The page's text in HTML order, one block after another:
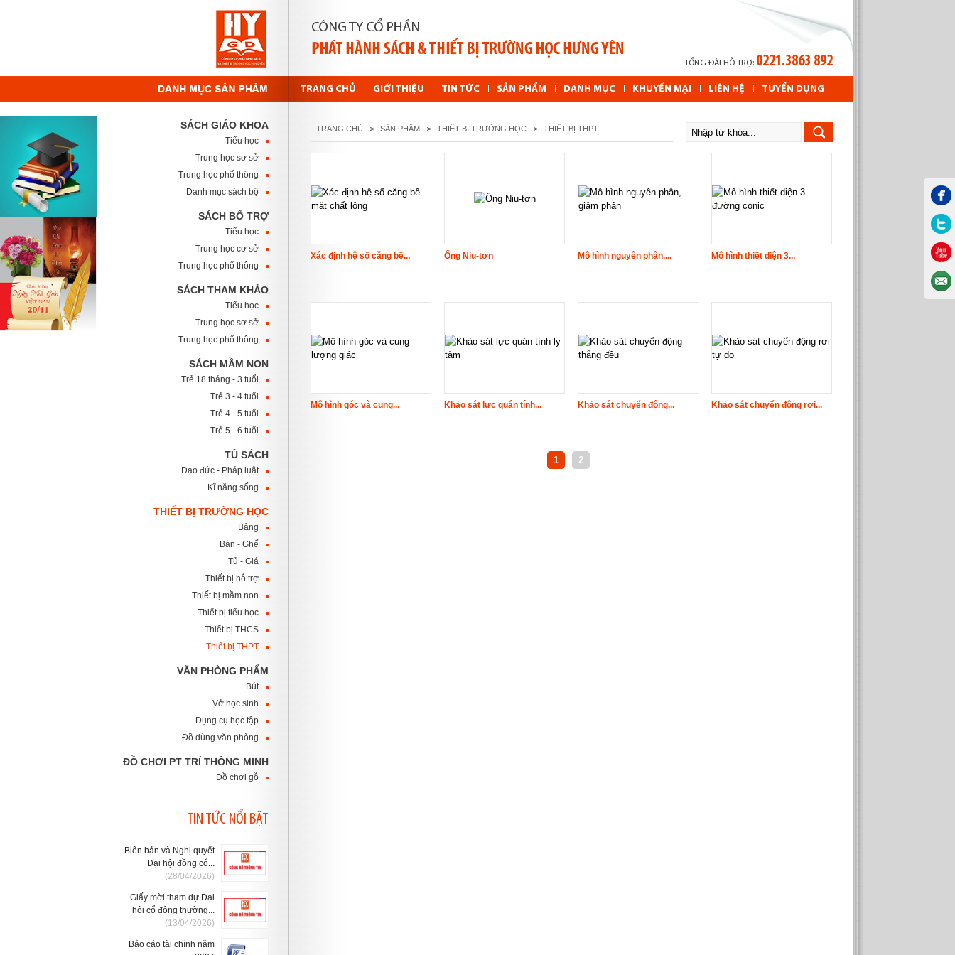
TỔNG ĐÀI HỖ TRỢ: 0221.3863 892
TRANG CHỦ GIỚI THIỆU TIN TỨC SẢN PHẨM DANH MỤC KHUYẾN MẠI LIÊN HỆ TUYỂN DỤNG
SÁCH GIÁO KHOA
Tiểu học
Trung học sơ sở
Trung học phổ thông
Danh mục sách bộ
SÁCH BỔ TRỢ
Tiểu học
Trung học cơ sở
Trung học phổ thông
SÁCH THAM KHẢO
Tiểu học
Trung học sơ sở
Trung học phổ thông
SÁCH MẦM NON
Trẻ 18 tháng - 3 tuổi
Trẻ 3 - 4 tuổi
Trẻ 4 - 5 tuổi
Trẻ 5 - 6 tuổi
TỦ SÁCH
Đạo đức - Pháp luật
Kĩ năng sống
THIẾT BỊ TRƯỜNG HỌC
Bảng
Bàn - Ghế
Tủ - Giá
Thiết bị hỗ trợ
Thiết bị mầm non
Thiết bị tiểu học
Thiết bị THCS
Thiết bị THPT
VĂN PHÒNG PHẨM
Bút
Vở học sinh
Dụng cụ học tập
Đồ dùng văn phòng
ĐỒ CHƠI PT TRÍ THÔNG MINH
Đồ chơi gỗ
TIN TỨC NỔI BẬT
Biên bản và Nghị quyết
Đại hội đồng cổ...
(28/04/2026)
Giấy mời tham dự Đại
hội cổ đông thường...
(13/04/2026)
Báo cáo tài chính năm
TRANG CHỦ SẢN PHẨM THIẾT BỊ TRƯỜNG HỌC THIẾT BỊ THPT
Xác định hệ số căng bề... Ống Niu-tơn Mô hình nguyên phân,... Mô hình thiết diện 3...
Mô hình góc và cung... Khảo sát lực quán tính... Khảo sát chuyển động... Khảo sát chuyển động rơi...
1 2